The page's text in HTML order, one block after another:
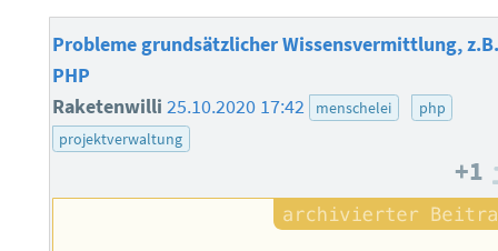
Probleme grundsätzlicher Wissensvermittlung, z.B.
PHP
Raketenwilli 25.10.2020 17:42 menschelei
php
projektverwaltung
+1